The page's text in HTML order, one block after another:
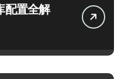
配置全解